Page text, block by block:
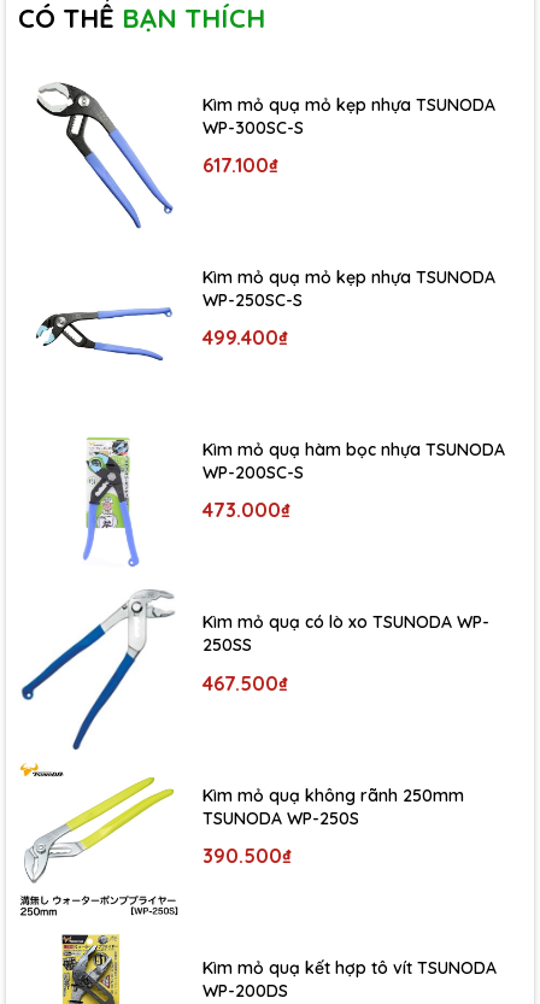
CÓ THỂ BẠN THÍCH
Kìm mỏ quạ mỏ kẹp nhựa TSUNODA
WP-300SC-S
617.100₫
Kìm mỏ quạ mỏ kẹp nhựa TSUNODA
WP-250SC-S
499.400₫
Kìm mỏ quạ hàm bọc nhựa TSUNODA
WP-200SC-S
473.000₫
Kìm mỏ quạ có lò xo TSUNODA WP-
250SS
467.500₫
Kìm mỏ quạ không rãnh 250mm
TSUNODA WP-250S
390.500₫
Kìm mỏ quạ kết hợp tô vít TSUNODA
WP-200DS